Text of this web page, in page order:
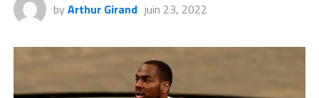
by Arthur Girand juin 23, 2022